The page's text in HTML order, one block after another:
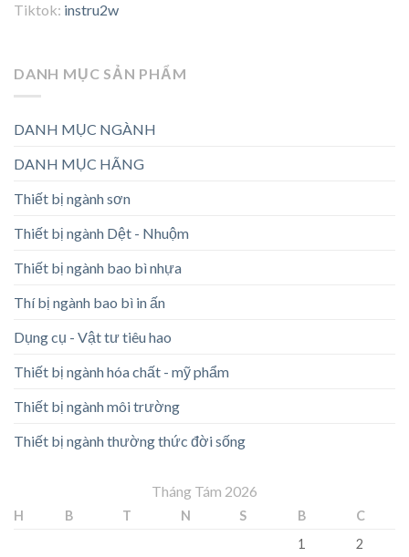
Tiktok: instru2w
DANH MỤC SẢN PHẨM
DANH MỤC NGÀNH
DANH MỤC HÃNG
Thiết bị ngành sơn
Thiết bị ngành Dệt - Nhuộm
Thiết bị ngành bao bì nhựa
Thí bị ngành bao bì in ấn
Dụng cụ - Vật tư tiêu hao
Thiết bị ngành hóa chất - mỹ phẩm
Thiết bị ngành môi trường
Thiết bị ngành thường thức đời sống
Tháng Tám 2026
H B T N S B
C
1
2